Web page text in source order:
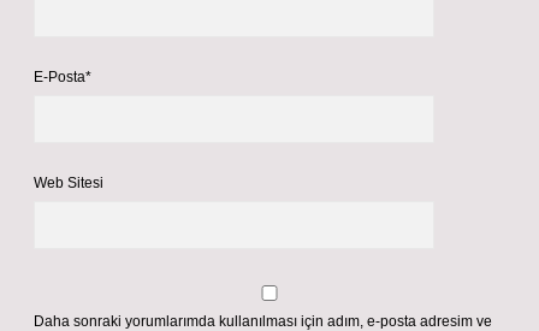
E-Posta*
Web Sitesi
Daha sonraki yorumlarımda kullanılması için adım, e-posta adresim ve